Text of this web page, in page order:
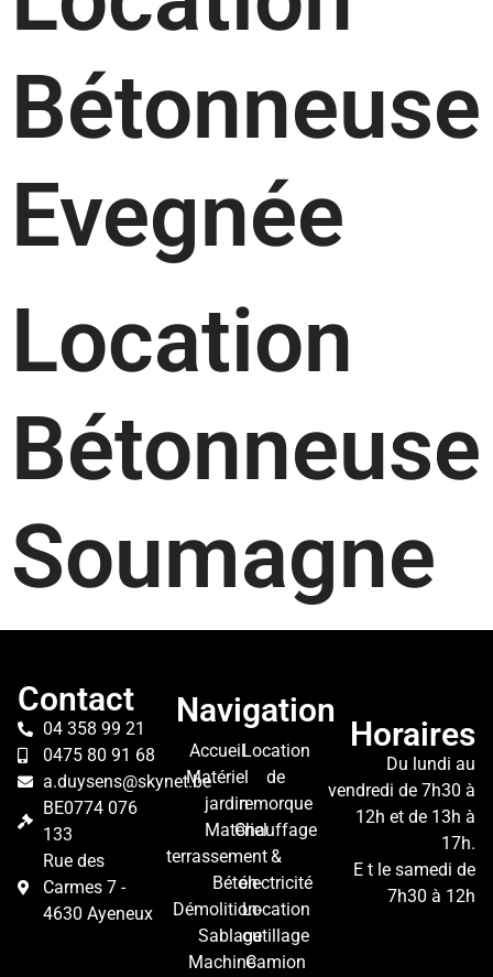
Bétonneuse
Evegnée
Location
Bétonneuse
Soumagne
Contact
04 358 99 21
0475 80 91 68
a.duysens@skynet.be
BE0774 076
133
Rue des
Carmes 7 -
4630 Ayeneux
Navigation
Accueil
Matériel
jardin
Matériel
terrassement
Béton-
Démolition-
Sablage
Machine
Location
de
remorque
Chauffage
&
électricité
Location
outillage
Camion
Horaires
Du lundi au
vendredi de 7h30 à
12h et de 13h à
17h.
E t le samedi de
7h30 à 12h